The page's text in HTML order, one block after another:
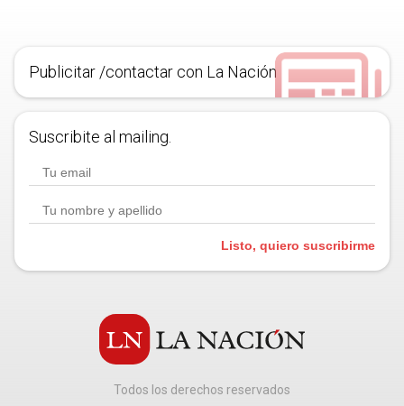
Publicitar /contactar con La Nación
Suscribite al mailing.
Listo, quiero suscribirme
Todos los derechos reservados